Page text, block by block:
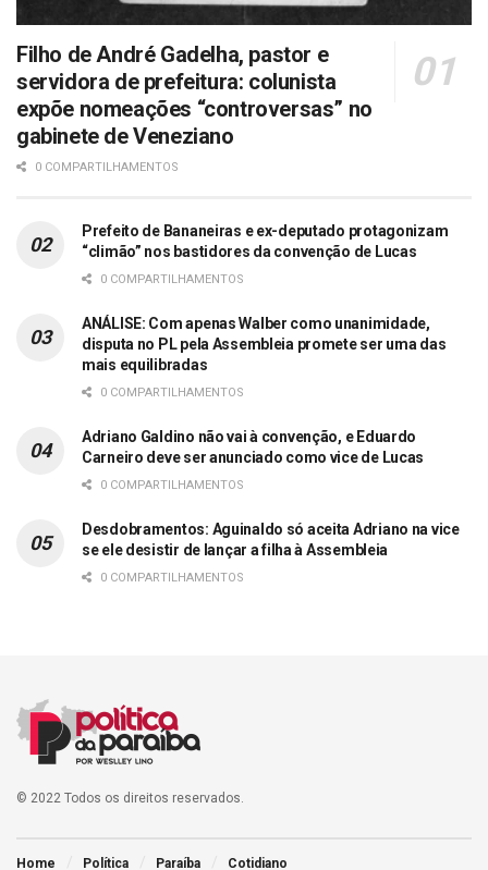
Filho de André Gadelha, pastor e
servidora de prefeitura: colunista
expõe nomeações “controversas” no
gabinete de Veneziano
0 COMPARTILHAMENTOS
Prefeito de Bananeiras e ex-deputado protagonizam
“climão” nos bastidores da convenção de Lucas
0 COMPARTILHAMENTOS
ANÁLISE: Com apenas Walber como unanimidade,
disputa no PL pela Assembleia promete ser uma das
mais equilibradas
0 COMPARTILHAMENTOS
Adriano Galdino não vai à convenção, e Eduardo
Carneiro deve ser anunciado como vice de Lucas
0 COMPARTILHAMENTOS
Desdobramentos: Aguinaldo só aceita Adriano na vice
se ele desistir de lançar a filha à Assembleia
0 COMPARTILHAMENTOS
© 2022 Todos os direitos reservados.
Home Política Paraíba Cotidiano